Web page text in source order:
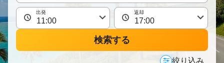
出発 返却
検索する
絞り込み